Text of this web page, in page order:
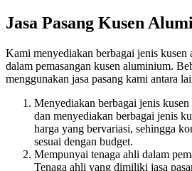
Jasa Pasang Kusen
Kami menyediakan berbagai jenis kusen
dalam pemasangan kusen aluminium.
menggunakan jasa pasang kami antara
Menyediakan berbagai jenis
dan menyediakan berbagai jenis
harga yang bervariasi, sehingga
sesuai dengan budget.
Mempunyai tenaga ahli dalam
Tenaga ahli yang dimiliki jasa